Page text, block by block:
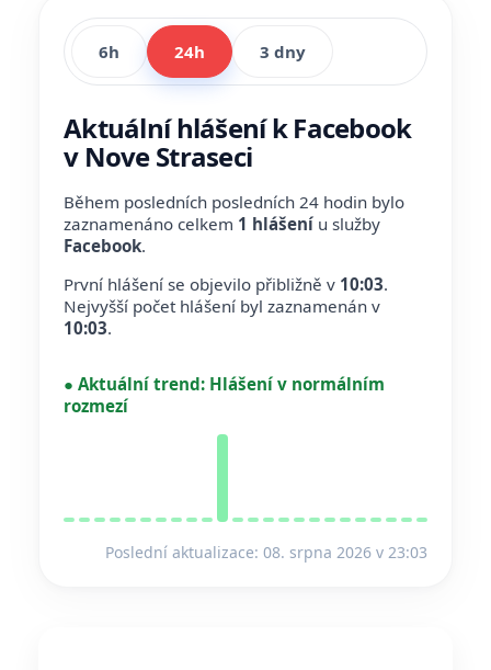
6h 24h 3 dny
Aktuální hlášení k Facebook
v Nove Straseci
Během posledních posledních 24 hodin bylo
zaznamenáno celkem 1 hlášení u služby
Facebook.
První hlášení se objevilo přibližně v 10:03.
Nejvyšší počet hlášení byl zaznamenán v
10:03.
● Aktuální trend: Hlášení v normálním
rozmezí
Poslední aktualizace: 08. srpna 2026 v 23:03